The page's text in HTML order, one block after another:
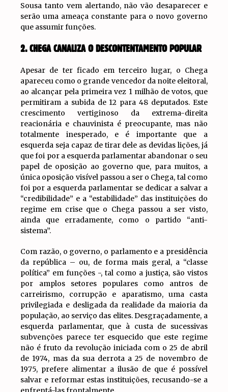
Sousa tanto vem alertando, não vão desaparecer e
serão uma ameaça constante para o novo governo
que assumir funções.
2. CHEGA CANALIZA O DESCONTENTAMENTO POPULAR
Apesar de ter ficado em terceiro lugar, o Chega
apareceu como o grande vencedor da noite eleitoral,
ao alcançar pela primeira vez 1 milhão de votos, que
permitiram a subida de 12 para 48 deputados. Este
crescimento vertiginoso da extrema-direita
reacionária e chauvinista é preocupante, mas não
totalmente inesperado, e é importante que a
esquerda seja capaz de tirar dele as devidas lições, já
que foi por a esquerda parlamentar abandonar o seu
papel de oposição ao governo que, para muitos, a
única oposição visível passou a ser o Chega, tal como
foi por a esquerda parlamentar se dedicar a salvar a
“credibilidade” e a “estabilidade” das instituições do
regime em crise que o Chega passou a ser visto,
ainda que erradamente, como o partido “anti-
sistema”.
Com razão, o governo, o parlamento e a presidência
da república – ou, de forma mais geral, a “classe
política” em funções -, tal como a justiça, são vistos
por amplos setores populares como antros de
carreirismo, corrupção e aparatismo, uma casta
privilegiada e desligada da realidade da maioria da
população, ao serviço das elites. Desgraçadamente, a
esquerda parlamentar, que à custa de sucessivas
subvenções parece ter esquecido que este regime
não é fruto da revolução iniciada com o 25 de abril
de 1974, mas da sua derrota a 25 de novembro de
1975, prefere alimentar a ilusão de que é possível
salvar e reformar estas instituições, recusando-se a